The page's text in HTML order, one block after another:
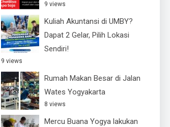
9 views
Kuliah Akuntansi di UMBY?
Dapat 2 Gelar, Pilih Lokasi
Sendiri!
9 views
Rumah Makan Besar di Jalan
Wates Yogyakarta
8 views
Mercu Buana Yogya lakukan